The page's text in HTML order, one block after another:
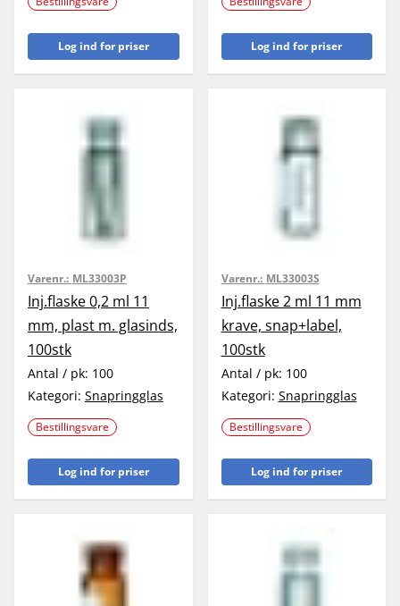
Log ind for priser Log ind for priser
Varenr.: ML33003P
Inj.flaske 0,2 ml 11
mm, plast m. glasinds,
100stk
Antal / pk: 100
Kategori: Snapringglas
Bestillingsvare
Log ind for priser
Varenr.: ML33003S
Inj.flaske 2 ml 11 mm
krave, snap+label,
100stk
Antal / pk: 100
Kategori: Snapringglas
Bestillingsvare
Log ind for priser